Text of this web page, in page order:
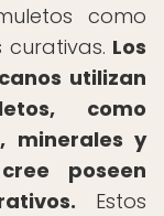
como
Los
utilizan
como
minerales y
poseen
Estos